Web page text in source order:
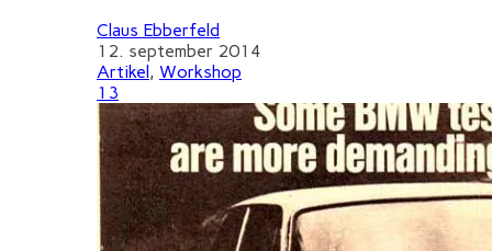
Claus Ebberfeld
12. september 2014
Artikel , Workshop
13